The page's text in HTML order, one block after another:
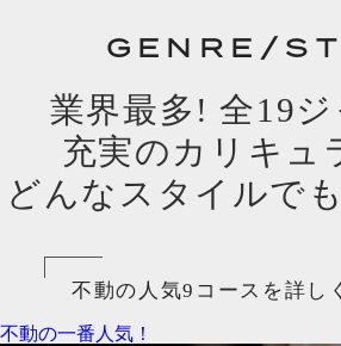
GENRE/
業界最多! 全19
充実のカリキュ
どんなスタイルで
不動の人気9コースを詳し
不動の一番人気！